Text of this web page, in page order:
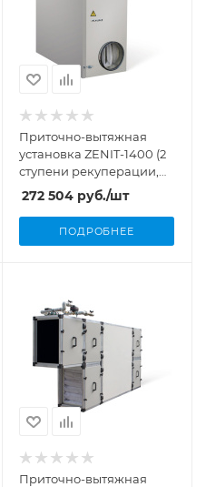
Приточно-вытяжная
установка ZENIT-1400 (2
ступени рекуперации,
1400 м³/ч, 4,5 кВт)
272 504 руб./шт
ПОДРОБНЕЕ
Приточно-вытяжная